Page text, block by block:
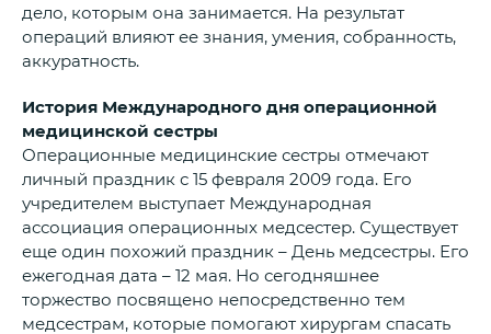
дело, которым она занимается. На результат
операций влияют ее знания, умения, собранность,
аккуратность.
История Международного дня операционной
медицинской сестры
Операционные медицинские сестры отмечают
личный праздник с 15 февраля 2009 года. Его
учредителем выступает Международная
ассоциация операционных медсестер. Существует
еще один похожий праздник – День медсестры. Его
ежегодная дата – 12 мая. Но сегодняшнее
торжество посвящено непосредственно тем
медсестрам, которые помогают хирургам спасать